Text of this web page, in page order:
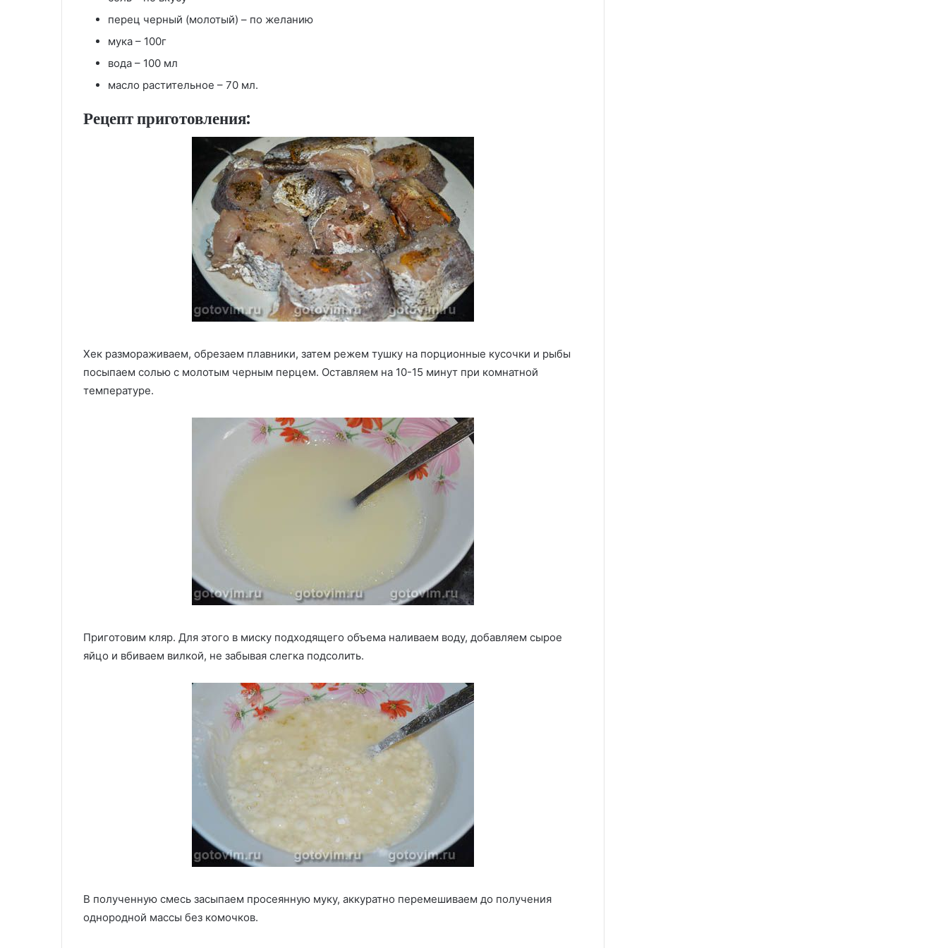
перец черный (молотый) – по желанию
мука – 100г
вода – 100 мл
масло растительное – 70 мл.
Рецепт приготовления:
Хек размораживаем, обрезаем плавники, затем режем тушку на порционные кусочки и рыбы
посыпаем солью с молотым черным перцем. Оставляем на 10-15 минут при комнатной
температуре.
Приготовим кляр. Для этого в миску подходящего объема наливаем воду, добавляем сырое
яйцо и вбиваем вилкой, не забывая слегка подсолить.
В полученную смесь засыпаем просеянную муку, аккуратно перемешиваем до получения
однородной массы без комочков.